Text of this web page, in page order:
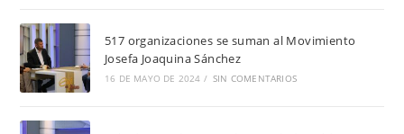
517 organizaciones se suman al Movimiento
Josefa Joaquina Sánchez
16 DE MAYO DE 2024 / SIN COMENTARIOS